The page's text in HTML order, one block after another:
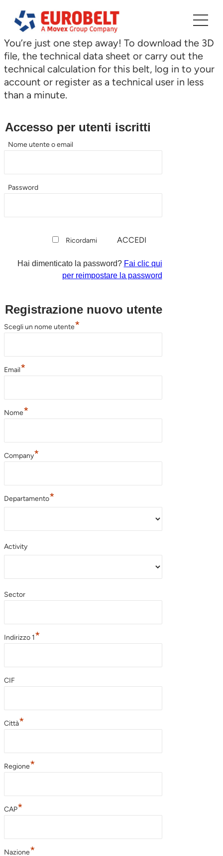
contenuto
You’re just one step away! To download the 3D
file, the technical data sheet or carry out the
technical calculation for this belt, log in to your
account or register as a technical user in less
than a minute.
Accesso per utenti iscritti
Nome utente o email
Password
Ricordami
Hai dimenticato la password? Fai clic qui
per reimpostare la password
Registrazione nuovo utente
Scegli un nome utente*
Email*
Nome*
Company*
Departamento*
Activity
Sector
Indirizzo 1*
CIF
Città*
Regione*
CAP*
Nazione*